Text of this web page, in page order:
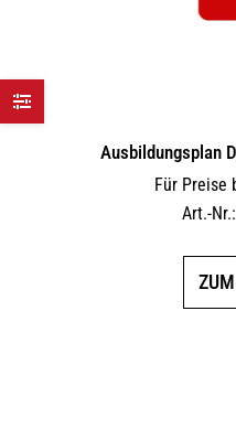
Ausbildungsplan
Für Preise
Art.-